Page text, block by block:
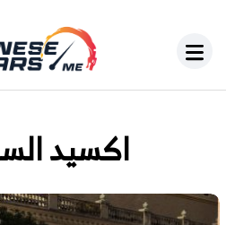
اكسيد